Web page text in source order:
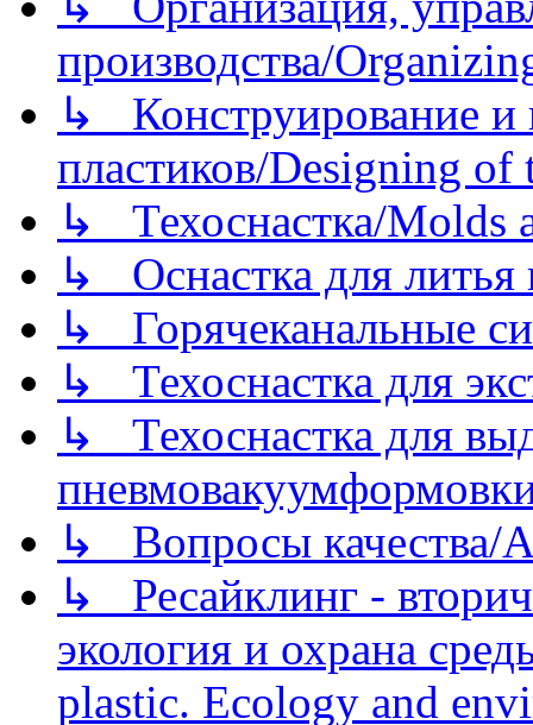
производства/
↳ Конструирование и
пластиков/Designing of
↳ Техоснастка/Molds
↳ Оснастка для литья
↳ Горячеканальные
↳ Техоснастка для
↳ Техоснастка для
↳ Вопросы качества/
↳ Ресайклинг -
экология и охрана
plastic. Ecology and